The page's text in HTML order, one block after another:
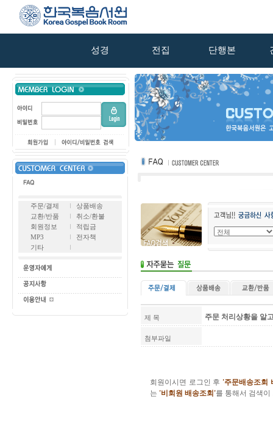
성경 전집 단행본
주문/결제
상품배송
교환/반품
취소/환불
회원정보
적립금
MP3
전자책
기타
제 목 주문 처리상황을 알
첨부파일
회원이시면 로그인 후 '주문배송조회
는 '비회원 배송조회 '를 통해서 검색이